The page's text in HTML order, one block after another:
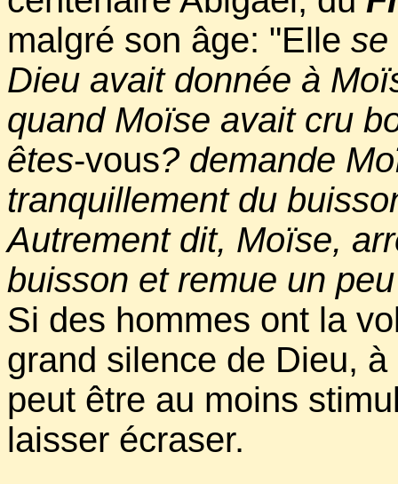
malgré son âge: "Elle se
Dieu avait donnée à
quand Moïse avait cru
êtes-vous? demande
tranquillement du
Autrement dit, Moïse,
buisson et remue un
Si des hommes ont la
grand silence de Dieu,
peut être au moins
laisser écraser.